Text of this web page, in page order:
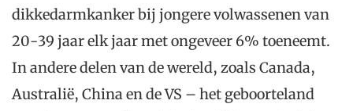
dikkedarmkanker bij jongere volwassenen van
20-39 jaar elk jaar met ongeveer 6% toeneemt.
In andere delen van de wereld, zoals Canada,
Australië, China en de VS – het geboorteland